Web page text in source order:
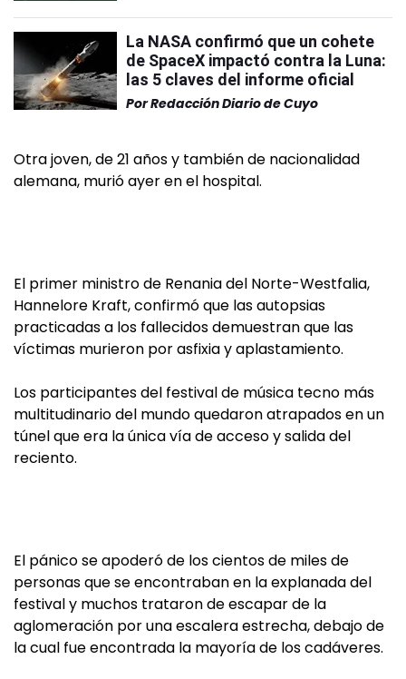
La NASA confirmó que un cohete
de SpaceX impactó contra la Luna:
las 5 claves del informe oficial
PorRedacción Diario de Cuyo
Otra joven, de 21 años y también de nacionalidad
alemana, murió ayer en el hospital.
El primer ministro de Renania del Norte-Westfalia,
Hannelore Kraft, confirmó que las autopsias
practicadas a los fallecidos demuestran que las
víctimas murieron por asfixia y aplastamiento.
Los participantes del festival de música tecno más
multitudinario del mundo quedaron atrapados en un
túnel que era la única vía de acceso y salida del
reciento.
El pánico se apoderó de los cientos de miles de
personas que se encontraban en la explanada del
festival y muchos trataron de escapar de la
aglomeración por una escalera estrecha, debajo de
la cual fue encontrada la mayoría de los cadáveres.